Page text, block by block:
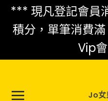
*** 現凡登記會員
積分，單筆消費
Vip
Jo女